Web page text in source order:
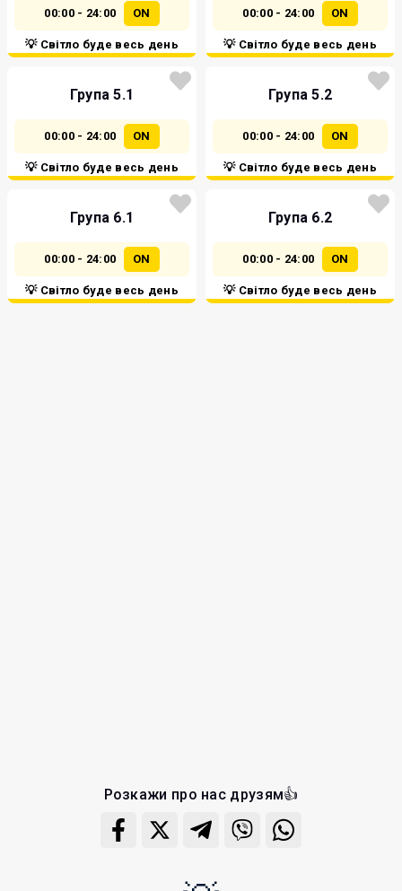
00:00 - 24:00 ON
💡 Світло буде весь день
00:00 - 24:00 ON
💡 Світло буде весь день
Група 5.1
00:00 - 24:00 ON
💡 Світло буде весь день
Група 5.2
00:00 - 24:00 ON
💡 Світло буде весь день
Група 6.1
00:00 - 24:00 ON
💡 Світло буде весь день
Група 6.2
00:00 - 24:00 ON
💡 Світло буде весь день
Розкажи про нас друзям👍